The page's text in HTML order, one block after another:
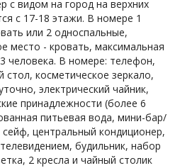
с видом на город на верхних
с 17-18 этажи. В номере 1
или 2 односпальные,
место - кровать, максимальная
человека. В номере: телефон,
стол, косметическое зеркало,
электрический чайник,
принадлежности (более 6
питьевая вода, мини-бар/
центральный кондиционер,
будильник, набор
2 кресла и чайный столик